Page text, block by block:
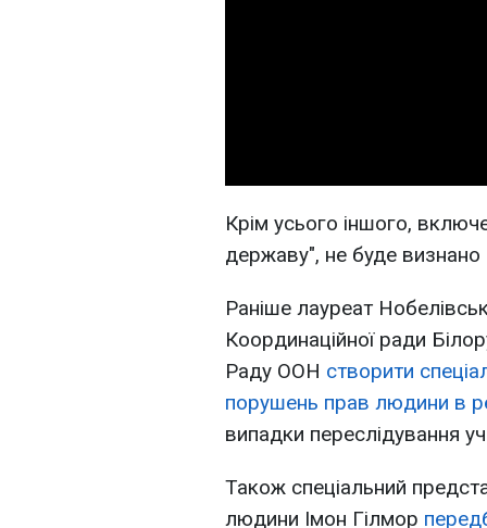
Крім усього іншого,
державу", не буде
Раніше лауреат
Координаційної ради
Раду ООН створити
порушень прав людини в
випадки переслідування
Також спеціальний
людини Імон Гілмор